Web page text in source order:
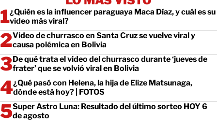
¿Quién es la influencer paraguaya Maca Díaz, y cuál es su
video más viral?
Video de churrasco en Santa Cruz se vuelve viral y
causa polémica en Bolivia
De qué trata el video del churrasco durante ‘jueves de
frater’ que se volvió viral en Bolivia
¿Qué pasó con Helena, la hija de Elize Matsunaga,
dónde está hoy? | FOTOS
Super Astro Luna: Resultado del último sorteo HOY 6
de agosto